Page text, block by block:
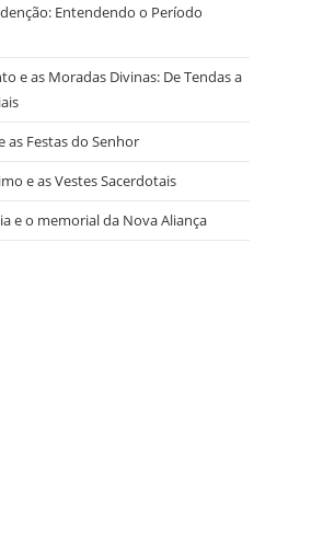
Entendendo o Período
e as Moradas Divinas: De Tendas a
as Festas do Senhor
e as Vestes Sacerdotais
e o memorial da Nova Aliança